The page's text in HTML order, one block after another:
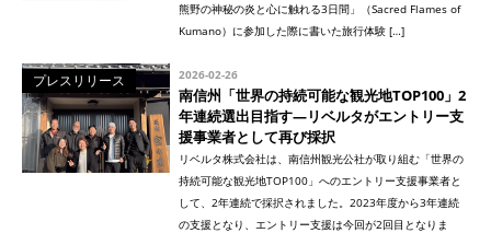
熊野の神秘の炎と心に触れる3日間」（Sacred Flames of
Kumano）に参加した際に書いた旅行体験 […]
プレスリリース 2026-02-26
南信州「世界の持続可能な観光地TOP100」2
年連続選出目指す—リベルタがエントリー支
援事業者として再び採択
リベルタ株式会社は、南信州観光公社が取り組む「世界の
持続可能な観光地TOP100」へのエントリー支援事業者と
して、2年連続で採択されました。2023年度から3年連続
の支援となり、エントリー支援は今回が2回目となりま